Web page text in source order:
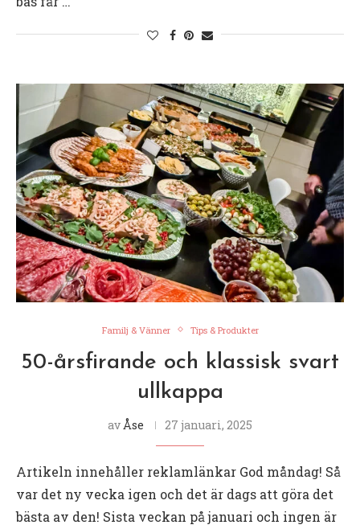
Familj & Vänner Tips & Produkter
50-årsfirande och klassisk svart
ullkappa
av Åse 27 januari, 2025
Artikeln innehåller reklamlänkar God måndag! Så
var det ny vecka igen och det är dags att göra det
bästa av den! Sista veckan på januari och ingen är